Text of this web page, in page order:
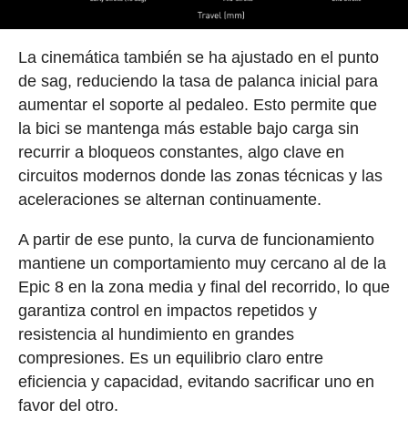
La cinemática también se ha ajustado en el punto
de sag, reduciendo la tasa de palanca inicial para
aumentar el soporte al pedaleo. Esto permite que
la bici se mantenga más estable bajo carga sin
recurrir a bloqueos constantes, algo clave en
circuitos modernos donde las zonas técnicas y las
aceleraciones se alternan continuamente.
A partir de ese punto, la curva de funcionamiento
mantiene un comportamiento muy cercano al de la
Epic 8 en la zona media y final del recorrido, lo que
garantiza control en impactos repetidos y
resistencia al hundimiento en grandes
compresiones. Es un equilibrio claro entre
eficiencia y capacidad, evitando sacrificar uno en
favor del otro.